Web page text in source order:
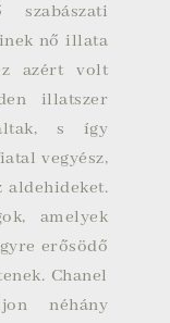
nő illata
azért volt
illatszer
s így
vegyész,
aldehideket.
amelyek
erősödő
Chanel
néhány